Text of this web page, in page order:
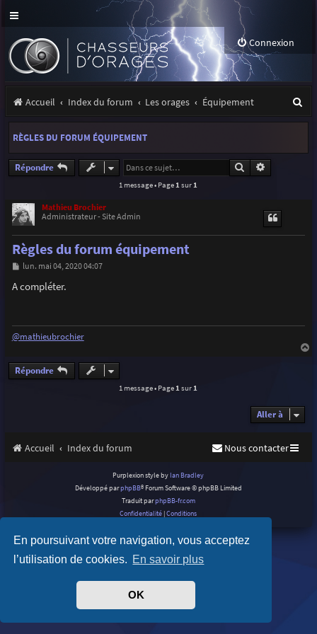
En poursuivant votre navigation, vous acceptez
l’utilisation de cookies. En savoir plus
OK
Connexion
Accueil Index du forum Les orages Équipement
e
RÈGLES DU FORUM ÉQUIPEMENT
Répondre Rechercher
1 message • Page 1 sur 1
Mathieu Brochier
Administrateur - Site Admin
Règles du forum équipement
M
s
s
lun. mai 04, 2020 04:07
A compléter.
@mathieubrochier
Répondre
1 message • Page1sur1
Aller à
Accueil Index du forum Nous contacter
Purplexion style by Ian Bradley
Développé parphpBB® Forum Software © phpBB Limited
Traduit parphpBB-fr.com
Confidentialité |Conditions